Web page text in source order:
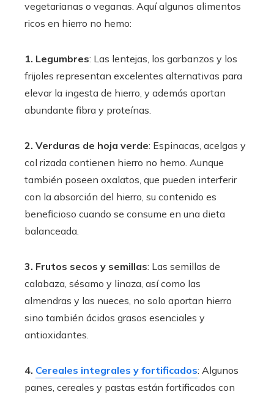
vegetarianas o veganas. Aquí algunos alimentos
ricos en hierro no hemo:
1. Legumbres: Las lentejas, los garbanzos y los
frijoles representan excelentes alternativas para
elevar la ingesta de hierro, y además aportan
abundante fibra y proteínas.
2. Verduras de hoja verde: Espinacas, acelgas y
col rizada contienen hierro no hemo. Aunque
también poseen oxalatos, que pueden interferir
con la absorción del hierro, su contenido es
beneficioso cuando se consume en una dieta
balanceada.
3. Frutos secos y semillas: Las semillas de
calabaza, sésamo y linaza, así como las
almendras y las nueces, no solo aportan hierro
sino también ácidos grasos esenciales y
antioxidantes.
4. Cereales integrales y fortificados: Algunos
panes, cereales y pastas están fortificados con